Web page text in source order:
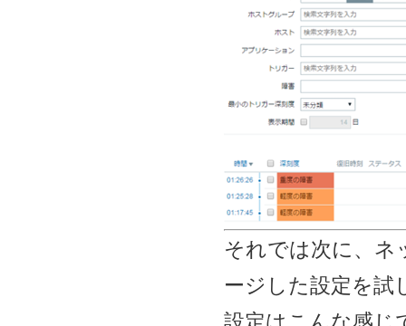
それでは次に、ネ
ージした設定を試